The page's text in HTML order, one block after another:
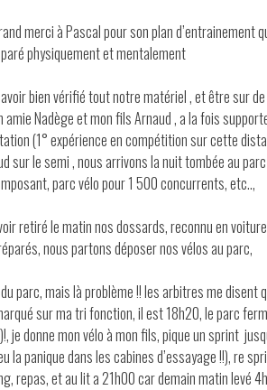
merci à Pascal pour son plan d’entrainement
physiquement et mentalement
bien vérifié tout notre matériel , et être sur
amie Nadège et mon fils Arnaud , a la fois
(1° expérience en compétition sur cette
sur le semi , nous arrivons la nuit tombée au
parc vélo pour 1 500 concurrents, etc..,
retiré le matin nos dossards, reconnu en
nous partons déposer nos vélos au parc,
parc, mais là problème !! les arbitres me
sur ma tri fonction, il est 18h20, le parc
je donne mon vélo à mon fils, pique un sprint
la panique dans les cabines d’essayage !!), re
repas, et au lit a 21h00 car demain matin levé